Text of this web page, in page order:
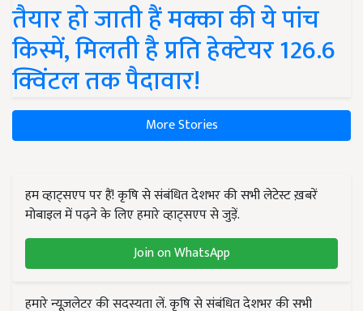
तैयार हो जाती हैं मक्का की ये पांच
किस्में, मिलती है प्रति हेक्टेयर 126.6
क्विंटल तक पैदावार!
More Stories
हम व्हाट्सएप पर हैं! कृषि से संबंधित देशभर की सभी लेटेस्ट ख़बरें
मोबाइल में पढ़ने के लिए हमारे व्हाट्सएप से जुड़ें.
Join on WhatsApp
हमारे न्यूज़लेटर की सदस्यता लें. कृषि से संबंधित देशभर की सभी